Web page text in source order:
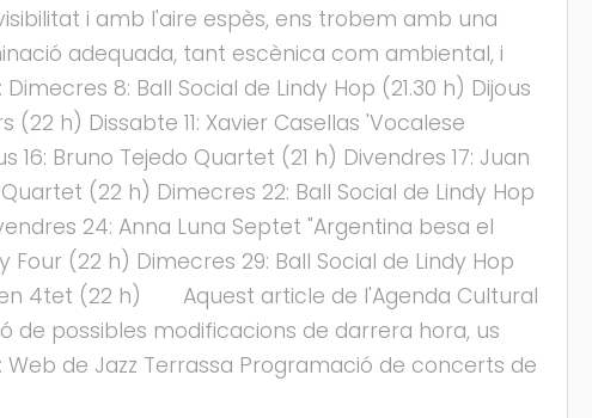
i amb l'aire espès, ens trobem amb una
adequada, tant escènica com ambiental, i
8: Ball Social de Lindy Hop (21.30 h) Dijous
(22 h) Dissabte 11: Xavier Casellas 'Vocalese
16: Bruno Tejedo Quartet (21 h) Divendres 17: Juan
(22 h) Dimecres 22: Ball Social de Lindy Hop
24: Anna Luna Septet "Argentina besa el
(22 h) Dimecres 29: Ball Social de Lindy Hop
4tet (22 h) Aquest article de l'Agenda Cultural
de possibles modificacions de darrera hora, us
de Jazz Terrassa Programació de concerts de